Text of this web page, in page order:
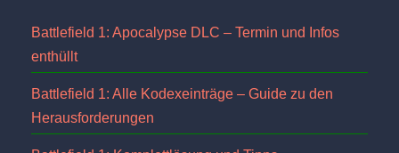
Battlefield 1: Apocalypse DLC – Termin und Infos
enthüllt
Battlefield 1: Alle Kodexeinträge – Guide zu den
Herausforderungen